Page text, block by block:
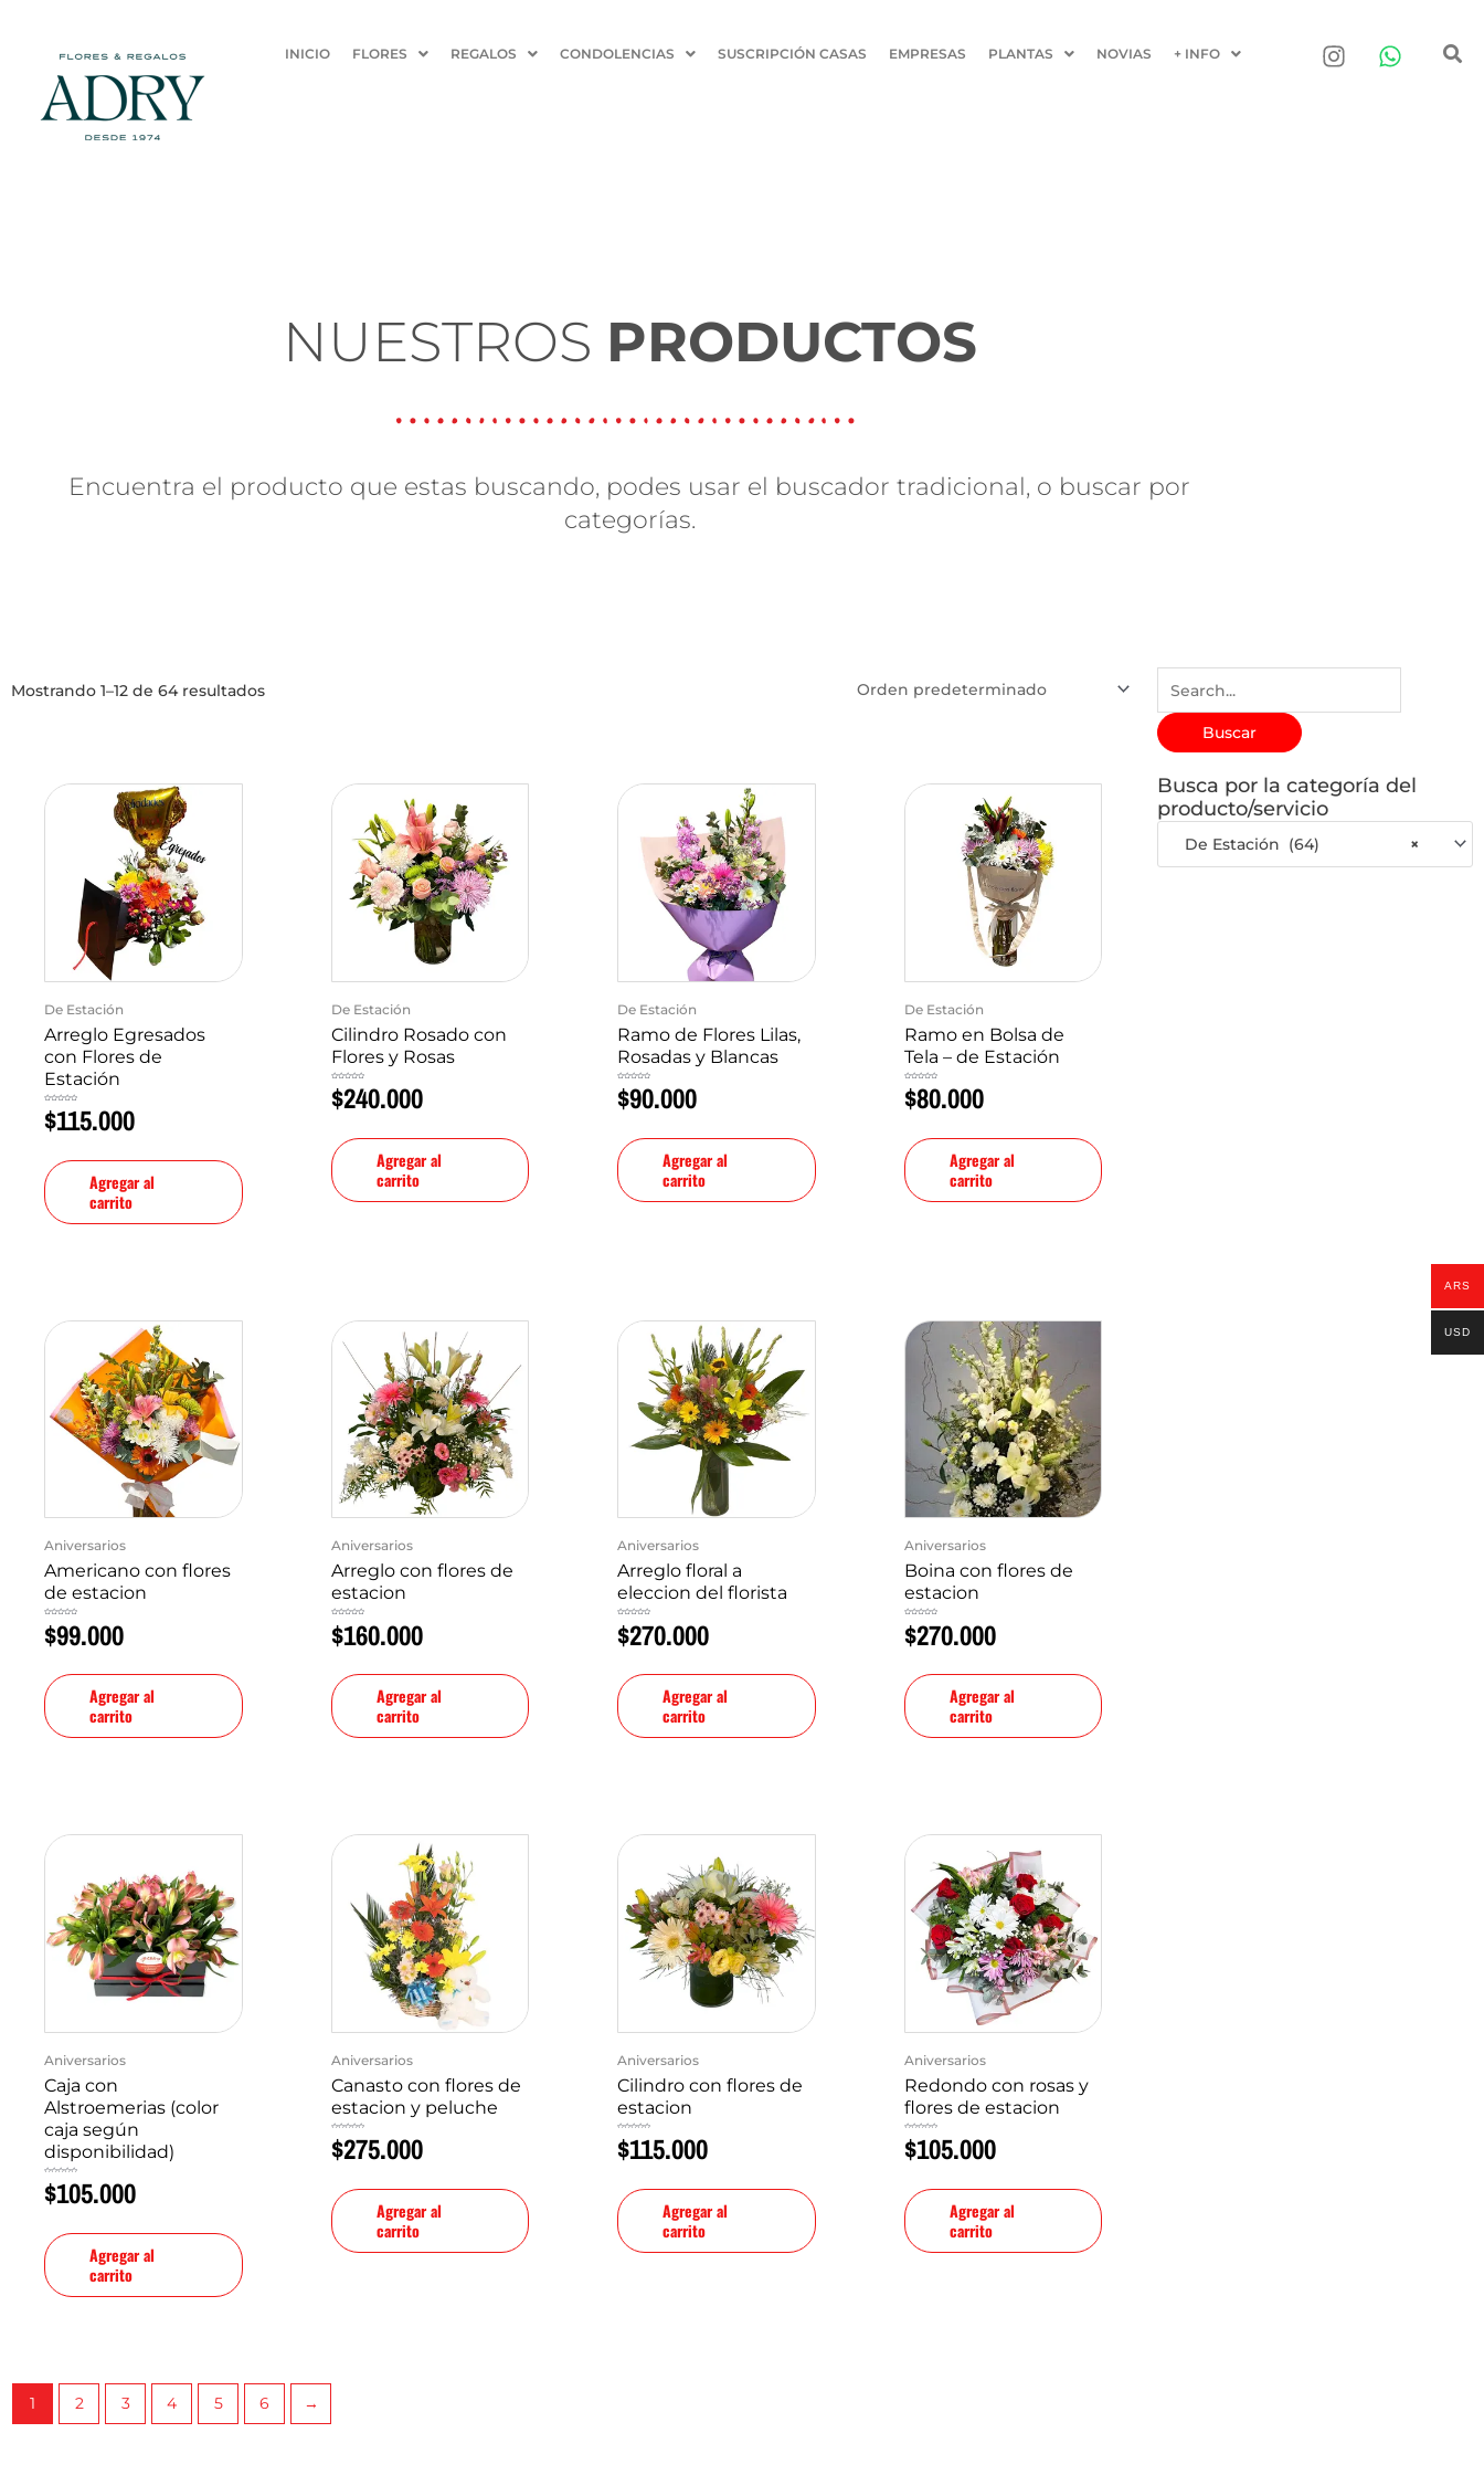
contenido
INICIO FLORES REGALOS CONDOLENCIAS SUSCRIPCIÓN CASAS EMPRESAS PLANTAS NOVIAS + INFO
NUESTROS PRODUCTOS
Encuentra el producto que estas buscando, podes usar el buscador tradicional, o buscar por
categorías.
Mostrando 1–12 de 64 resultados
De Estación
Arreglo Egresados
con Flores de
Estación
en
0
de
$115.000
Agregar al
carrito
De Estación
Cilindro Rosado con
Flores y Rosas
en
0
de
$240.000
Agregar al
carrito
De Estación
Ramo de Flores Lilas,
Rosadas y Blancas
en
0
de
$90.000
Agregar al
carrito
De Estación
Ramo en Bolsa de
Tela – de Estación
en
0
de
$80.000
Agregar al
carrito
Aniversarios
Americano con flores
de estacion
en
0
de
$99.000
Agregar al
carrito
Aniversarios
Arreglo con flores de
estacion
en
0
de
$160.000
Agregar al
carrito
Aniversarios
Arreglo floral a
eleccion del florista
en
0
de
$270.000
Agregar al
carrito
Aniversarios
Boina con flores de
estacion
en
0
de
$270.000
Agregar al
carrito
Aniversarios
Caja con
Alstroemerias (color
caja según
disponibilidad)
en
0
de
$105.000
Agregar al
carrito
Aniversarios
Canasto con flores de
estacion y peluche
en
0
de
$275.000
Agregar al
carrito
Aniversarios
Cilindro con flores de
estacion
en
0
de
$115.000
Agregar al
carrito
Aniversarios
Redondo con rosas y
flores de estacion
en
0
de
$105.000
Agregar al
carrito
1 2 3 4 5 6 →
Buscar
por:
Busca por la categoría del
producto/servicio
×
De Estación (64)
ARS
USD